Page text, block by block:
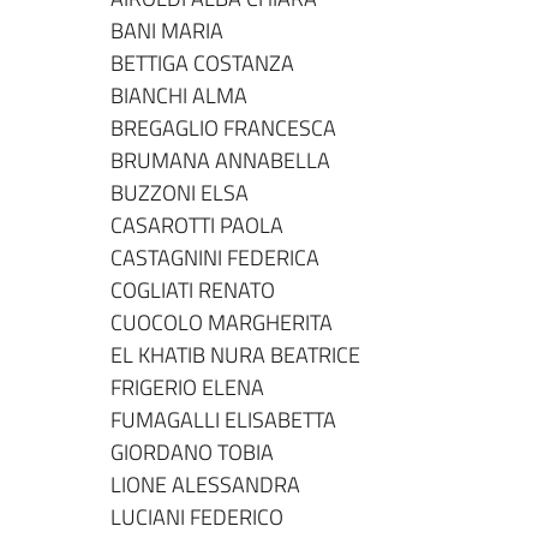
BANI MARIA
BETTIGA COSTANZA
BIANCHI ALMA
BREGAGLIO FRANCESCA
BRUMANA ANNABELLA
BUZZONI ELSA
CASAROTTI PAOLA
CASTAGNINI FEDERICA
COGLIATI RENATO
CUOCOLO MARGHERITA
EL KHATIB NURA BEATRICE
FRIGERIO ELENA
FUMAGALLI ELISABETTA
GIORDANO TOBIA
LIONE ALESSANDRA
LUCIANI FEDERICO